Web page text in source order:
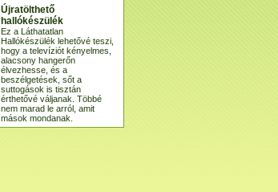
Újratölthető
hallókészülék
Ez a Láthatatlan
Hallókészülék lehetővé teszi,
hogy a televíziót kényelmes,
alacsony hangerőn
élvezhesse, és a
beszélgetések, sőt a
suttogások is tisztán
érthetővé váljanak. Többé
nem marad le arról, amit
mások mondanak.